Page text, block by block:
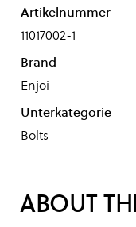
Artikelnummer
11017002-1
Brand
Enjoi
Unterkategorie
Bolts
ABOUT